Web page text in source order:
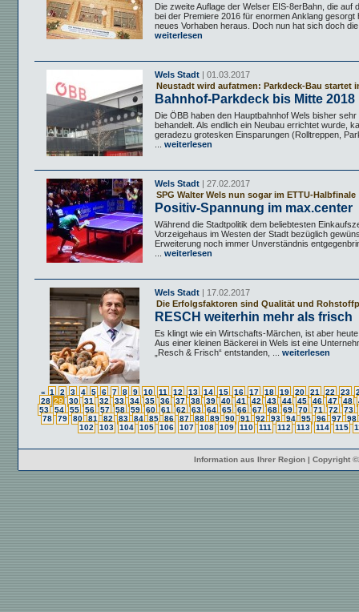
Die zweite Auflage der Welser EIS-8erBahn, die auf
bei der Premiere 2016 für enormen Anklang gesorgt
neues Vorhaben heraus. Doch nun hat sich doch
weiterlesen
Wels Stadt | 01.03.2017
Neustadt wird aufatmen: Parkdeck-Bau startet
Bahnhof-Parkdeck bis Mitte 2018
Die ÖBB haben den Hauptbahnhof Wels bisher
behandelt. Als endlich ein Neubau errichtet wurde,
geradezu grotesken Einsparungen (Rolltreppen,
weiterlesen
Wels Stadt | 27.02.2017
SPG Walter Wels nun sogar im ETTU-Halbfinale
Positiv-Spannung im max.center
Während die Stadtpolitik dem beliebtesten
Vorzeigehaus im Westen der Stadt bezüglich
Erweiterung noch immer Unverständnis
weiterlesen
Wels Stadt | 17.02.2017
Die Erfolgsfaktoren sind Qualität und
RESCH weiterhin mehr als frisch
Es klingt wie ein Wirtschafts-Märchen, ist aber
Aus einer kleinen Bäckerei in Wels ist eine
„Resch & Frisch“ entstanden, ...
weiterlesen
« 1 2 3 4 5 6 7 8 9 10 11 12 13 14 15 16 17 18 19 20 21 22 23
28 29 30 31 32 33 34 35 36 37 38 39 40 41 42 43 44 45 46 47 48
53
54 55 56 57 58 59 60 61 62 63 64 65 66 67 68 69 70 71 72
73
78
79 80 81 82 83 84 85 86 87 88 89 90 91 92 93 94 95 96 97
98
102
103 104 105 106 107 108 109 110 111 112 113 114 115
Information aus Ihrer Region | Copyright